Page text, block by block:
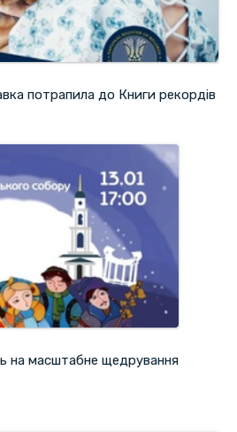
потрапила до Книги рекордів
на масштабне щедрування